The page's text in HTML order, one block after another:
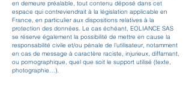
en demeure préalable, tout contenu déposé dans cet
espace qui contreviendrait à la législation applicable en
France, en particulier aux dispositions relatives à la
protection des données. Le cas échéant, EOLIANCE SAS
se réserve également la possibilité de mettre en cause la
responsabilité civile et/ou pénale de l’utilisateur, notamment
en cas de message à caractère raciste, injurieux, diffamant,
ou pornographique, quel que soit le support utilisé (texte,
photographie…).